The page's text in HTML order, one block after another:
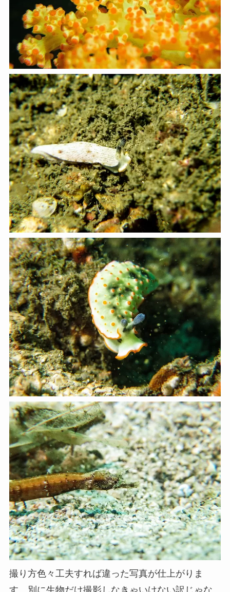
撮り方色々工夫すれば違った写真が仕上がりま